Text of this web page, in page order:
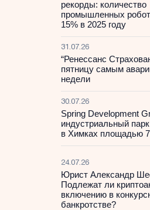
рекорды: количество
промышленных
15% в 2025 году
31.07.26
“Ренессанс
пятницу самым
недели
30.07.26
Spring Development
индустриальный
в Химках площадью
24.07.26
Юрист Александр
Подлежат ли
включению в
банкротстве?